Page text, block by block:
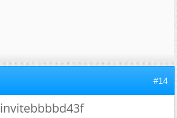
#14
invitebbbbd43f